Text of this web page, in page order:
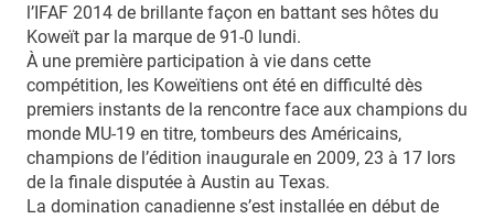
l’IFAF 2014 de brillante façon en battant ses hôtes du
Koweït par la marque de 91-0 lundi.
À une première participation à vie dans cette
compétition, les Koweïtiens ont été en difficulté dès
premiers instants de la rencontre face aux champions du
monde MU-19 en titre, tombeurs des Américains,
champions de l’édition inaugurale en 2009, 23 à 17 lors
de la finale disputée à Austin au Texas.
La domination canadienne s’est installée en début de